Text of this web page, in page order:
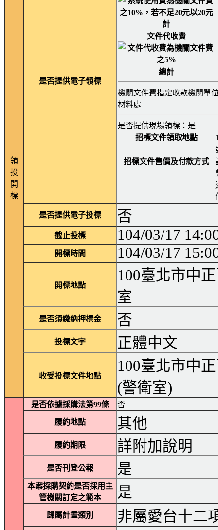
領
投
開
標
是否提供電子領標
文件代收費
總計
機關文件費指定收款機關單
材料處
是否提供現場領標：是
招標文件領取地點
招標文件售價及付款方式
是否提供電子投標 否
截止投標 104/03/17
開標時間 104/03/17
開標地點
100臺北市中
室
是否須繳納押標金 否
投標文字 正體中文
收受投標文件地點
100臺北市中
(警衛室)
是否依據採購法第99條 否
履約地點 其他
履約期限 詳附加說明
是否刊登公報 是
本案採購契約是否採用主
管機關訂定之範本
是
歸屬計畫類別 非屬愛台十二